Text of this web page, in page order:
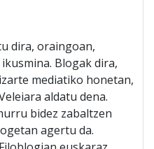
dira, oraingoan,
Blogak dira,
mediatiko honetan,
aldatu dena.
bidez zabaltzen
agertu da.